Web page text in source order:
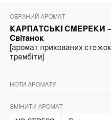
ОБРАНИЙ АРОМАТ
КАРПАТСЬКІ СМЕРЕКИ −
Світанок
[аромат прихованих
трембіти]
НОТИ АРОМАТУ
ЗМІНИТИ АРОМАТ